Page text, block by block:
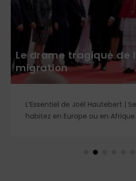
Le drame tragique de
migration
L’Essentiel de Joël Hautebert |
habitez en Europe ou en
événements aux Pays-Bas ou